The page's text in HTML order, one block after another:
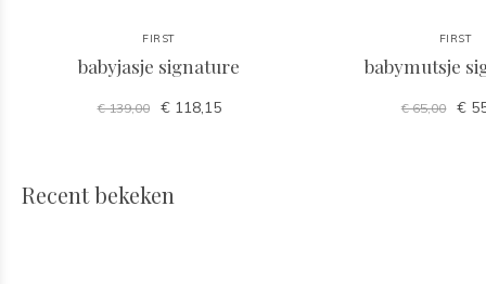
FIRST
babyjasje signature
€ 139,00 € 118,15
FIRST
babymutsje
€ 65,00 €
Recent bekeken